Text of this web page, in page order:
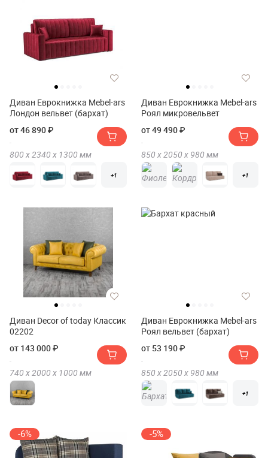
Диван Еврокнижка Mebel-ars
Лондон вельвет (бархат)
от 46 890 ₽
800 х2340 х 1300 мм
+1
Диван Еврокнижка Mebel-ars
Роял микровельвет
от 49 490 ₽
850 х2050 х 980 мм
+1
Диван Decor of today Классик
02202
от 143 000 ₽
740 х2000 х 1000 мм
Диван Еврокнижка Mebel-ars
Роял вельвет (бархат)
от 53 190 ₽
850 х2050 х 980 мм
+1
-6% -5%